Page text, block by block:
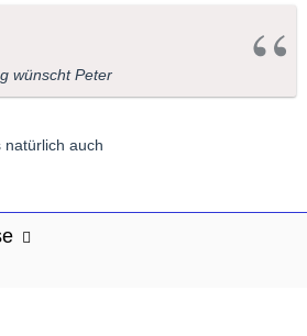
wünscht Peter
natürlich auch